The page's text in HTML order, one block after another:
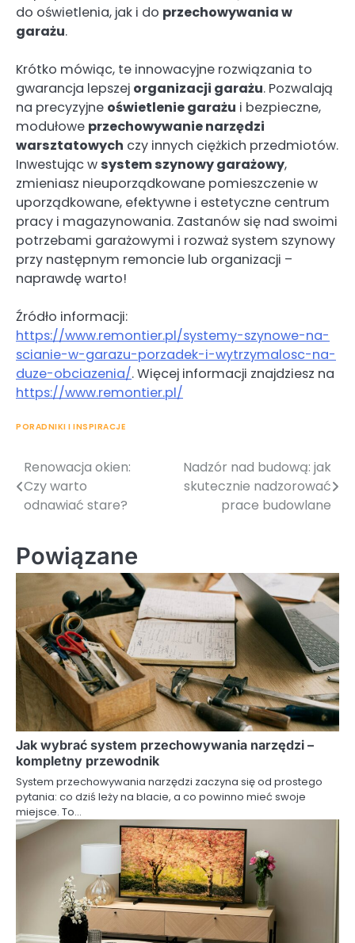
do oświetlenia, jak i do przechowywania w
garażu.
Krótko mówiąc, te innowacyjne rozwiązania to
gwarancja lepszej organizacji garażu. Pozwalają
na precyzyjne oświetlenie garażu i bezpieczne,
modułowe przechowywanie narzędzi
warsztatowych czy innych ciężkich przedmiotów.
Inwestując w system szynowy garażowy,
zmieniasz nieuporządkowane pomieszczenie w
uporządkowane, efektywne i estetyczne centrum
pracy i magazynowania. Zastanów się nad swoimi
potrzebami garażowymi i rozważ system szynowy
przy następnym remoncie lub organizacji –
naprawdę warto!
Źródło informacji:
https://www.remontier.pl/systemy-szynowe-na-
scianie-w-garazu-porzadek-i-wytrzymalosc-na-
duze-obciazenia/. Więcej informacji znajdziesz na
https://www.remontier.pl/
PORADNIKI I INSPIRACJE
Nawigacja
wpisu
Renowacja okien:
Czy warto
odnawiać stare?
Nadzór nad budową: jak
skutecznie nadzorować
prace budowlane
Powiązane
Jak wybrać system przechowywania narzędzi –
kompletny przewodnik
System przechowywania narzędzi zaczyna się od prostego
pytania: co dziś leży na blacie, a co powinno mieć swoje
miejsce. To…